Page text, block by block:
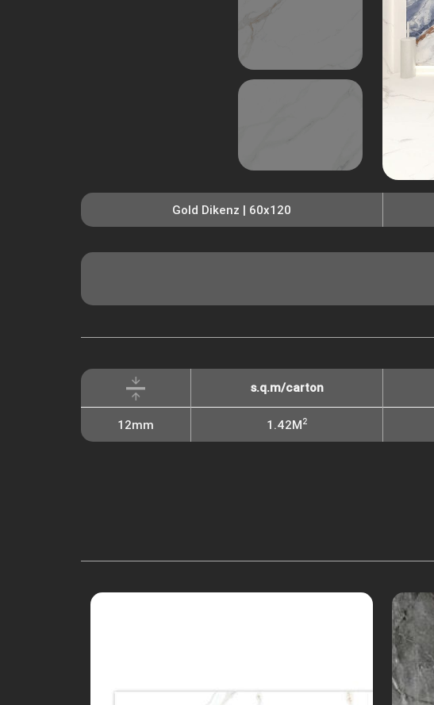
Gold Dikenz | 60x120
s.q.m/carton
1.42M2
12mm